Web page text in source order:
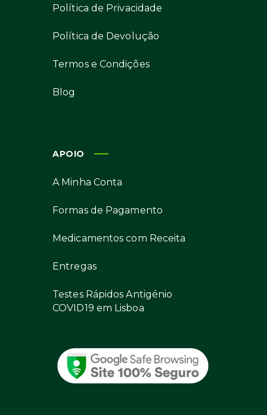
Política de Privacidade
Política de Devolução
Termos e Condições
Blog
APOIO
A Minha Conta
Formas de Pagamento
Medicamentos com Receita
Entregas
Testes Rápidos Antigénio
COVID19 em Lisboa